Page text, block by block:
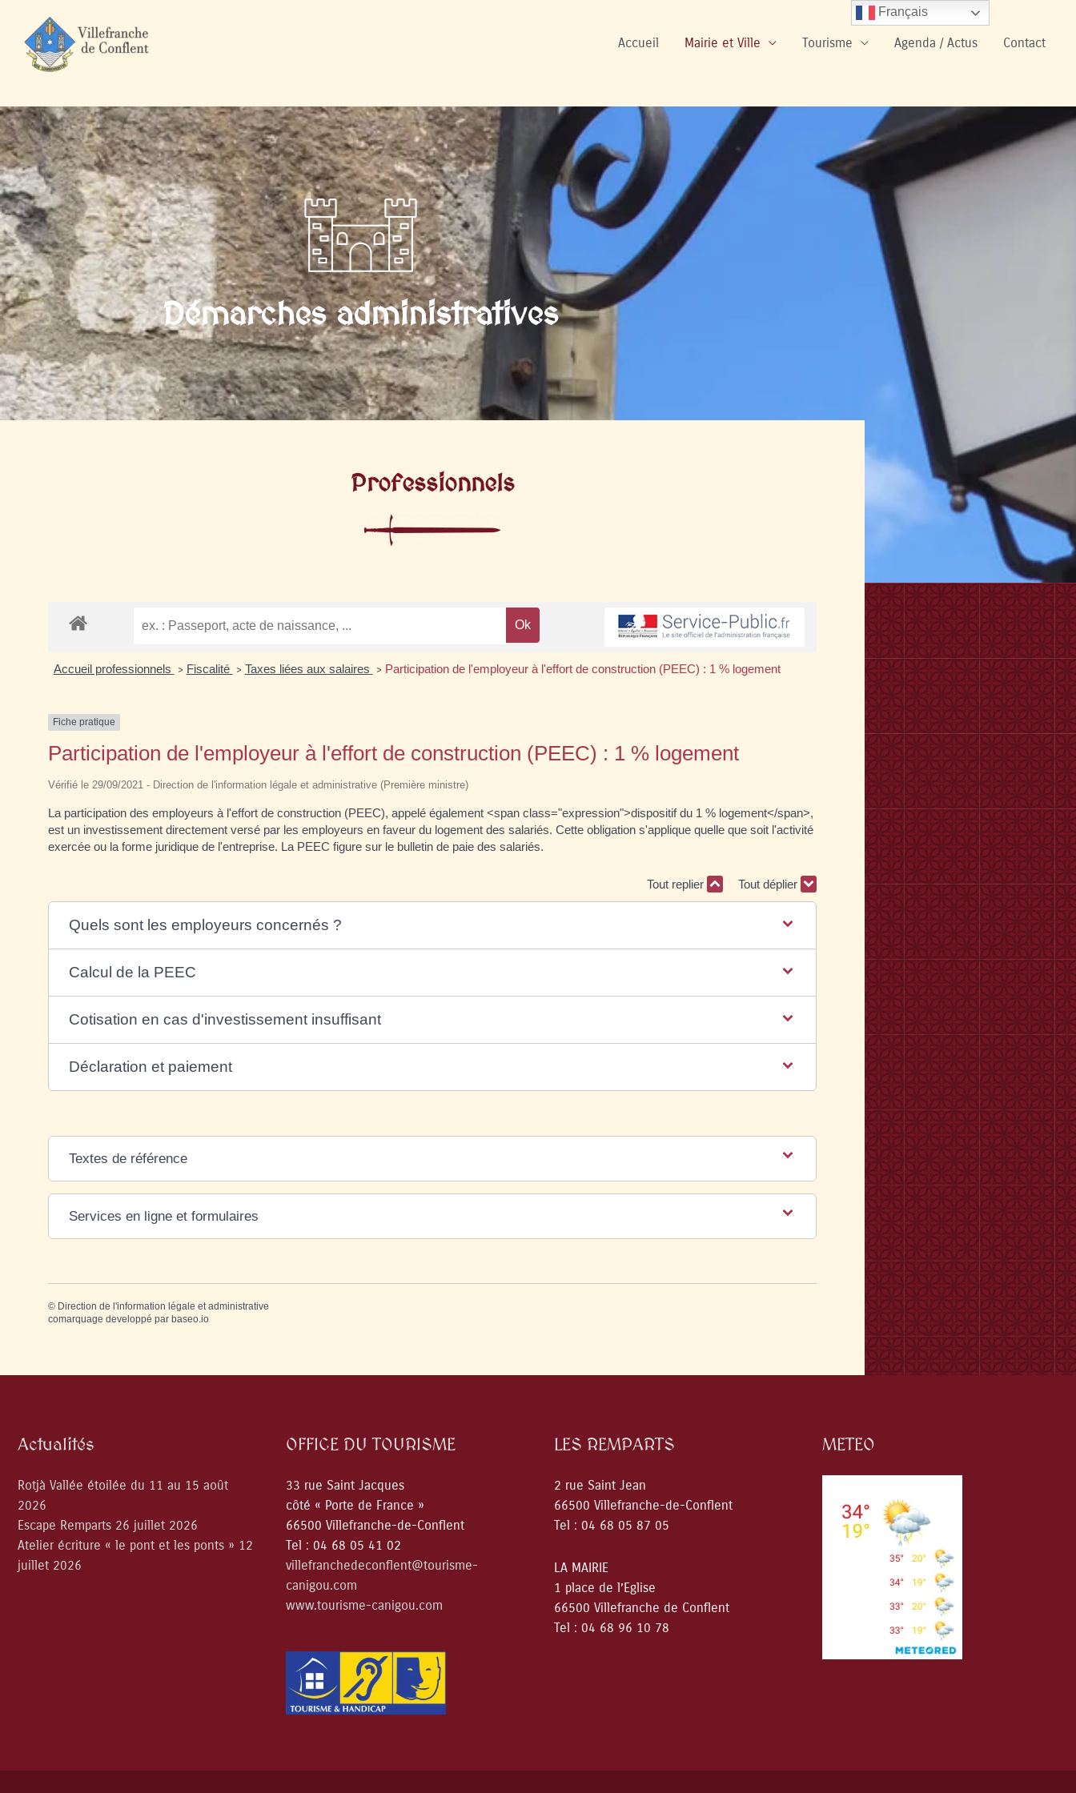
Accueil Mairie et Ville Tourisme Agenda / Actus Contact
Démarches administratives
Professionnels
Accueil professionnels > Fiscalité > Taxes liées aux salaires > Participation de l'employeur à l'effort de construction (PEEC) : 1 % logement
Fiche pratique
Participation de l'employeur à l'effort de construction (PEEC) : 1 % logement
Vérifié le 29/09/2021 - Direction de l'information légale et administrative (Première ministre)
La participation des employeurs à l'effort de construction (PEEC), appelé également <span class="expression">dispositif du 1 % logement</span>,
est un investissement directement versé par les employeurs en faveur du logement des salariés. Cette obligation s'applique quelle que soit l'activité
exercée ou la forme juridique de l'entreprise. La PEEC figure sur le bulletin de paie des salariés.
Tout replier Tout déplier
Quels sont les employeurs concernés ?
Calcul de la PEEC
Cotisation en cas d'investissement insuffisant
Déclaration et paiement
Textes de référence
Services en ligne et formulaires
© Direction de l'information légale et administrative
comarquage developpé par baseo.io
Actualités
Rotjà Vallée étoilée du 11 au 15 août
2026
Escape Remparts 26 juillet 2026
Atelier écriture « le pont et les ponts » 12
juillet 2026
OFFICE DU TOURISME
33 rue Saint Jacques
côté « Porte de France »
66500 Villefranche-de-Conflent
Tel : 04 68 05 41 02
villefranchedeconflent@tourisme-
canigou.com
www.tourisme-canigou.com
LES REMPARTS
2 rue Saint Jean
66500 Villefranche-de-Conflent
Tel : 04 68 05 87 05
LA MAIRIE
1 place de l’Eglise
66500 Villefranche de Conflent
Tel : 04 68 96 10 78
METEO
Français